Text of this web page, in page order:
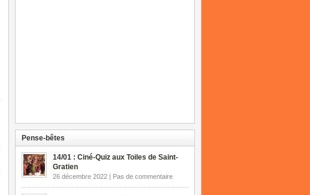
Pense-bêtes
14/01 : Ciné-Quiz aux Toiles de Saint-
Gratien
26 décembre 2022 | Pas de commentaire